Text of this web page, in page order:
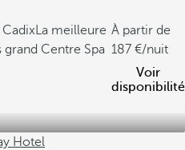
La meilleure
grand Centre Spa
À partir de
187
/nuit
Voir
disponibilité
Hotel